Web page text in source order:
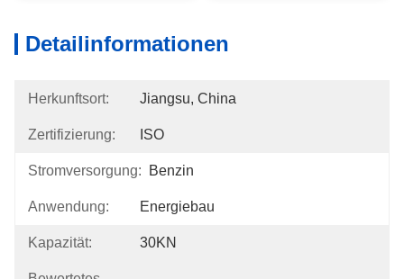
Detailinformationen
Herkunftsort: Jiangsu, China
Zertifizierung: ISO
Stromversorgung: Benzin
Anwendung: Energiebau
Kapazität: 30KN